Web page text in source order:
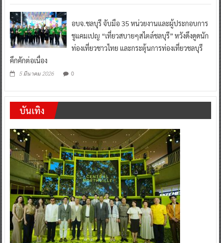
อบจ.ชลบุรี จับมือ 35 หน่วยงานและผู้ประกอบการ
ชูแคมเปญ “เที่ยวสบายๆสไตล์ชลบุรี” หวังดึงดูดนัก
ท่องเที่ยวชาวไทย และกระตุ้นการท่องเที่ยวชลบุรี
คึกคักต่อเนื่อง
5 มีนาคม 2026 0
บันเทิง